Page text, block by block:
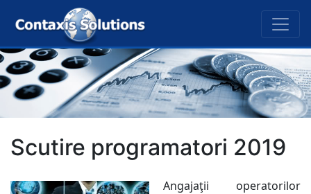
Scutire programatori 2019
Angajaţii operatorilor